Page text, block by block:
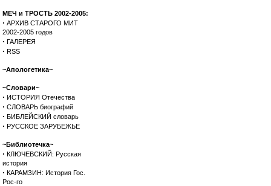
МЕЧ и ТРОСТЬ 2002-2005:
· АРХИВ СТАРОГО МИТ
2002-2005 годов
· ГАЛЕРЕЯ
· RSS
~Апологетика~
~Словари~
· ИСТОРИЯ Отечества
· СЛОВАРЬ биографий
· БИБЛЕЙСКИЙ словарь
· РУССКОЕ ЗАРУБЕЖЬЕ
~Библиотечка~
· КЛЮЧЕВСКИЙ: Русская
история
· КАРАМЗИН: История Гос.
Рос-го